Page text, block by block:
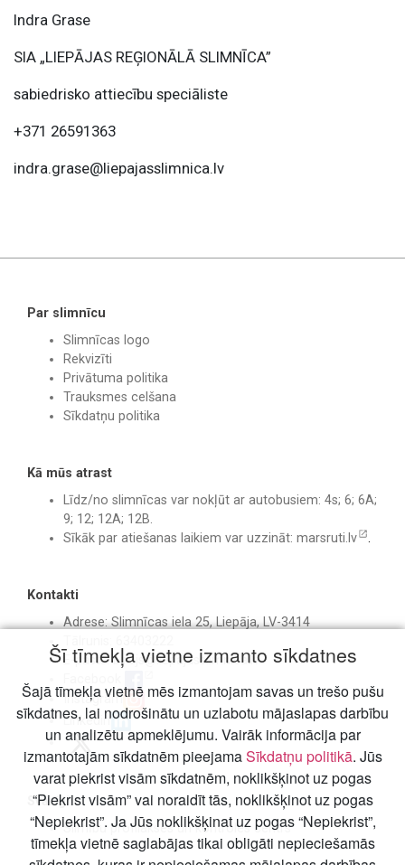
Indra Grase
SIA „LIEPĀJAS REĢIONĀLĀ SLIMNĪCA”
sabiedrisko attiecību speciāliste
+371 26591363
indra.grase@liepajasslimnica.lv
Par slimnīcu
Slimnīcas logo
Rekvizīti
Privātuma politika
Trauksmes celšana
Sīkdatņu politika
Kā mūs atrast
Līdz/no slimnīcas var nokļūt ar autobusiem: 4s; 6; 6A;
9; 12; 12A; 12B.
Sīkāk par atiešanas laikiem var uzzināt: marsruti.lv .
Kontakti
Adrese: Slimnīcas iela 25, Liepāja, LV-3414
E-pasts:birojs@liepajasslimnica.lv
Instagram
Linkedin
Svarīgi
Slimību profilakses un kontroles centrs
Šī tīmekļa vietne izmanto sīkdatnes
Šajā tīmekļa vietnē mēs izmantojam savas un trešo pušu
sīkdatnes, lai nodrošinātu un uzlabotu mājaslapas darbību
un analizētu apmeklējumu. Vairāk informācija par
izmantotajām sīkdatnēm pieejamaSīkdatņu politikā. Jūs
varat piekrist visām sīkdatnēm, noklikšķinot uz pogas
“Piekrist visām” vai noraidīt tās, noklikšķinot uz pogas
“Nepiekrist”. Ja Jūs noklikšķinat uz pogas “Nepiekrist”,
tīmekļa vietnē saglabājas tikai obligāti nepieciešamās